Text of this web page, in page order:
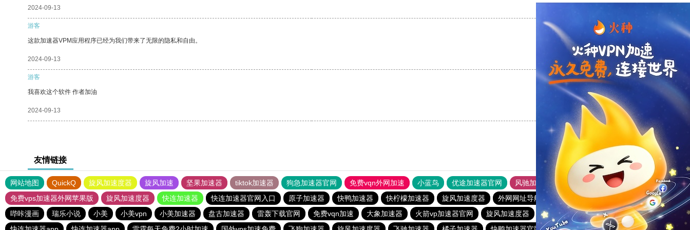
2024-09-13
游客
这款加速器VPM应用程序已经为我们带来了无限的隐私和自由。
2024-09-13 支持 [0] 反对 [0]
游客
我喜欢这个软件 作者加油
2024-09-13 支持
友情链接
网站地图 QuickQ 旋风加速度器 旋风加速 坚果加速器 tiktok加速器 狗急加速器官网 免费vqn外网加速 小蓝鸟 优途加速器官网 风驰加速器
旋风加速器
免费vps加速器外网苹果版
旋风加速度器 快连加速器 快连加速器官网入口 原子加速器 快鸭加速器 快柠檬加速器 旋风加速度器 外网网址导航 软件中心 雷霆加速
狂飙加速器
哔咔漫画
瑞乐小说 小美 小美vpn 小美加速器 盘古加速器 雷轰下载官网 免费vqn加速 大象加速器 火箭vp加速器官网 旋风加速度器 黑豹加速器
安易加速器